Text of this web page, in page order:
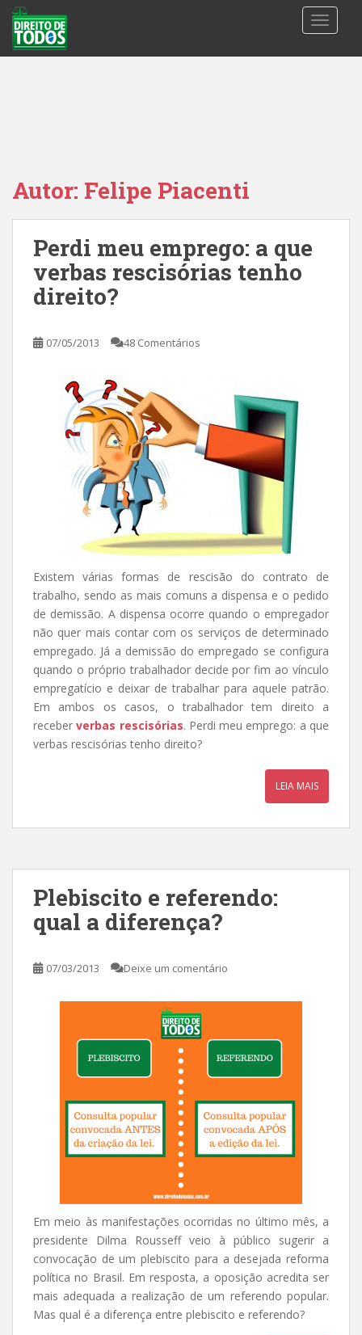
Autor: Felipe Piacenti
Perdi meu emprego: a que
verbas rescisórias tenho
direito?
07/05/2013 48 Comentários
Existem várias formas de rescisão do contrato de
trabalho, sendo as mais comuns a dispensa e o pedido
de demissão. A dispensa ocorre quando o empregador
não quer mais contar com os serviços de determinado
empregado. Já a demissão do empregado se configura
quando o próprio trabalhador decide por fim ao vínculo
empregatício e deixar de trabalhar para aquele patrão.
Em ambos os casos, o trabalhador tem direito a
receberverbas rescisórias. Perdi meu emprego: a que
verbas rescisórias tenho direito?
LEIA MAIS
Plebiscito e referendo:
qual a diferença?
07/03/2013 Deixe um comentário
Em meio às manifestações ocorridas no último mês, a
presidente Dilma Rousseff veio à público sugerir a
convocação de um plebiscito para a desejada reforma
política no Brasil. Em resposta, a oposição acredita ser
mais adequada a realização de um referendo popular.
Mas qual é a diferença entre plebiscito e referendo?